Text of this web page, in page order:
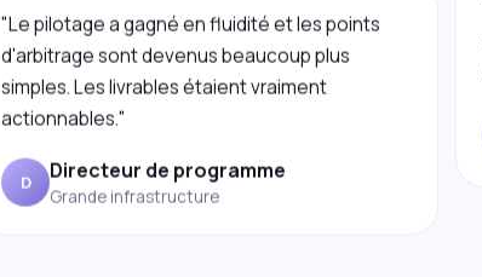
d'arbitrage sont devenus beaucoup plus
simples. Les livrables étaient vraiment
actionnables."
D
Grande infrastructure